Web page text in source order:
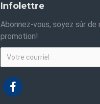
Infolettre
Abonnez-vous, soyez sûr de
promotion!